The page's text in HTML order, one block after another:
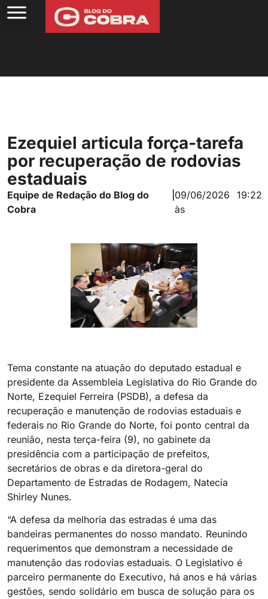
Ezequiel articula força-tarefa
por recuperação de rodovias
estaduais
Equipe de Redação do Blog do
Cobra
09/06/2026
às
19:22
Tema constante na atuação do deputado estadual e
presidente da Assembleia Legislativa do Rio Grande do
Norte, Ezequiel Ferreira (PSDB), a defesa da
recuperação e manutenção de rodovias estaduais e
federais no Rio Grande do Norte, foi ponto central da
reunião, nesta terça-feira (9), no gabinete da
presidência com a participação de prefeitos,
secretários de obras e da diretora-geral do
Departamento de Estradas de Rodagem, Natecia
Shirley Nunes.
“A defesa da melhoria das estradas é uma das
bandeiras permanentes do nosso mandato. Reunindo
requerimentos que demonstram a necessidade de
manutenção das rodovias estaduais. O Legislativo é
parceiro permanente do Executivo, há anos e há várias
gestões, sendo solidário em busca de solução para os